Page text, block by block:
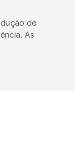
de
As